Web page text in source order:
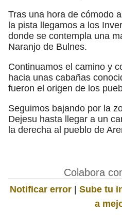
Tras una hora de cómodo
la pista llegamos a los
donde se contempla una
Naranjo de Bulnes.
Continuamos el camino y
hacia unas cabañas
fueron el origen de los
Seguimos bajando por la
Dejesu hasta llegar a un
la derecha al pueblo de
Colabora
Notificar error | Sube tu
a